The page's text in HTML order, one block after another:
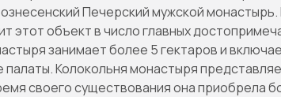
Печерский мужской
этот объект в число главных
занимает более 5 гектаров и
палаты. Колокольня монастыря
своего существования она приобрела